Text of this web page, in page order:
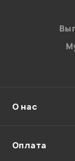
О нас
Оплата